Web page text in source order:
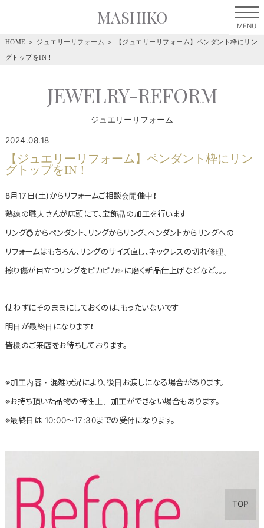
MASHIKO
HOME ＞ ジュエリーリフォーム ＞ 【ジュエリーリフォーム】ペンダント枠にリン
グトップをIN！
JEWELRY-REFORM
ジュエリーリフォーム
2024.08.18
【ジュエリーリフォーム】ペンダント枠にリン
グトップをIN！
8月17日(土)からリフォームご相談会開催中❗
熟練の職人さんが店頭にて、宝飾品の加工を行います
リング💍からペンダント、リングからリング、ペンダントからリングへの
リフォームはもちろん、リングのサイズ直し、ネックレスの切れ修理、
擦り傷が目立つリングをピカピカ✨に磨く新品仕上げなどなど。。。
使わずにそのままにしておくのは、もったいないです
明日が最終日になります❗
皆様のご来店をお待ちしております。
※加工内容・混雑状況により、後日お渡しになる場合があります。
※お持ち頂いた品物の特性上、加工ができない場合もあります。
※最終日は 10:00～17:30までの受付になります。
TOP